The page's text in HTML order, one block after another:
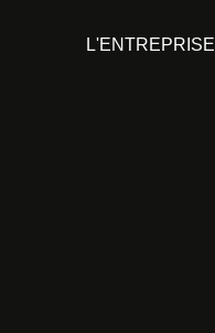
L'ENTREPRISE